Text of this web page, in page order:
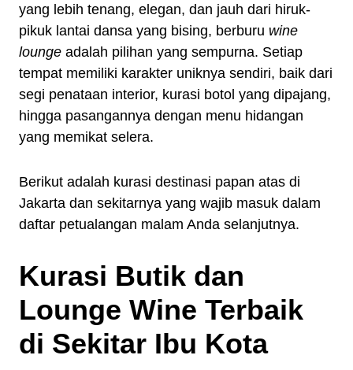
yang lebih tenang, elegan, dan jauh dari hiruk-
pikuk lantai dansa yang bising, berburu wine
lounge adalah pilihan yang sempurna. Setiap
tempat memiliki karakter uniknya sendiri, baik dari
segi penataan interior, kurasi botol yang dipajang,
hingga pasangannya dengan menu hidangan
yang memikat selera.
Berikut adalah kurasi destinasi papan atas di
Jakarta dan sekitarnya yang wajib masuk dalam
daftar petualangan malam Anda selanjutnya.
Kurasi Butik dan
Lounge Wine Terbaik
di Sekitar Ibu Kota